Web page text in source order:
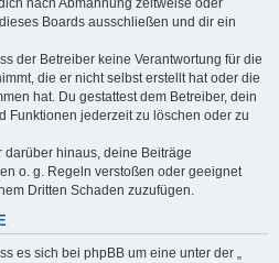
Boards ausschließen und dir ein
der Betreiber keine Verantwortung für die
die er nicht selbst erstellt hat oder die
hat. Du gestattest dem Betreiber, dein
Funktionen jederzeit zu löschen oder zu
darüber hinaus, deine Beiträge
o. g. Regeln verstoßen oder geeignet
Dritten Schaden zuzufügen.
es sich bei phpBB um eine unter der „